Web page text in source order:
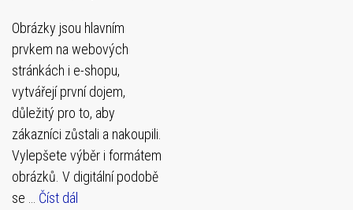
Obrázky jsou hlavním
prvkem na webových
stránkách i e-shopu,
vytvářejí první dojem,
důležitý pro to, aby
zákazníci zůstali a nakoupili.
Vylepšete výběr i formátem
obrázků. V digitální podobě
se … Číst dál